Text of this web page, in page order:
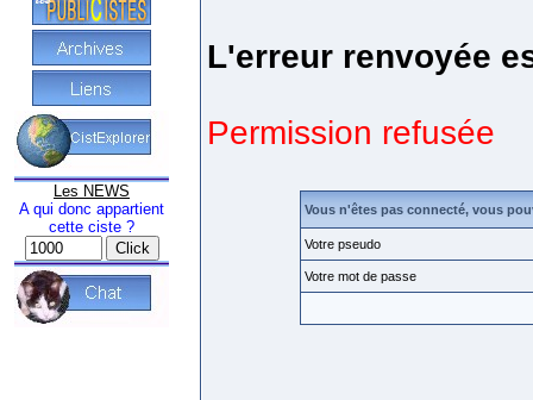
Les NEWS
A qui donc appartient
cette ciste ?
L'erreur renvoyée
Permission refusée
Vous n'êtes pas connecté, vous
Votre pseudo
Votre mot de passe